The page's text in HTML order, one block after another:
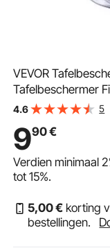
VEVOR
Tafelbeschermer
Tafelkleed
4.6 5
990€
Verdien minimaal
tot15%.
5,00€ korting
bestellingen.